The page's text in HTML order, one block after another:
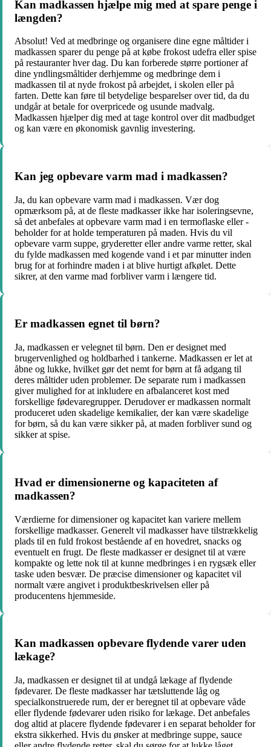
Kan madkassen hjælpe mig med at spare penge i
længden?
Absolut! Ved at medbringe og organisere dine egne måltider i
madkassen sparer du penge på at købe frokost udefra eller spise
på restauranter hver dag. Du kan forberede større portioner af
dine yndlingsmåltider derhjemme og medbringe dem i
madkassen til at nyde frokost på arbejdet, i skolen eller på
farten. Dette kan føre til betydelige besparelser over tid, da du
undgår at betale for overpricede og usunde madvalg.
Madkassen hjælper dig med at tage kontrol over dit madbudget
og kan være en økonomisk gavnlig investering.
Kan jeg opbevare varm mad i madkassen?
Ja, du kan opbevare varm mad i madkassen. Vær dog
opmærksom på, at de fleste madkasser ikke har isoleringsevne,
så det anbefales at opbevare varm mad i en termoflaske eller -
beholder for at holde temperaturen på maden. Hvis du vil
opbevare varm suppe, gryderetter eller andre varme retter, skal
du fylde madkassen med kogende vand i et par minutter inden
brug for at forhindre maden i at blive hurtigt afkølet. Dette
sikrer, at den varme mad forbliver varm i længere tid.
Er madkassen egnet til børn?
Ja, madkassen er velegnet til børn. Den er designet med
brugervenlighed og holdbarhed i tankerne. Madkassen er let at
åbne og lukke, hvilket gør det nemt for børn at få adgang til
deres måltider uden problemer. De separate rum i madkassen
giver mulighed for at inkludere en afbalanceret kost med
forskellige fødevaregrupper. Derudover er madkassen normalt
produceret uden skadelige kemikalier, der kan være skadelige
for børn, så du kan være sikker på, at maden forbliver sund og
sikker at spise.
Hvad er dimensionerne og kapaciteten af
madkassen?
Værdierne for dimensioner og kapacitet kan variere mellem
forskellige madkasser. Generelt vil madkasser have tilstrækkelig
plads til en fuld frokost bestående af en hovedret, snacks og
eventuelt en frugt. De fleste madkasser er designet til at være
kompakte og lette nok til at kunne medbringes i en rygsæk eller
taske uden besvær. De præcise dimensioner og kapacitet vil
normalt være angivet i produktbeskrivelsen eller på
producentens hjemmeside.
Kan madkassen opbevare flydende varer uden
lækage?
Ja, madkassen er designet til at undgå lækage af flydende
fødevarer. De fleste madkasser har tætsluttende låg og
specialkonstruerede rum, der er beregnet til at opbevare våde
eller flydende fødevarer uden risiko for lækage. Det anbefales
dog altid at placere flydende fødevarer i en separat beholder for
ekstra sikkerhed. Hvis du ønsker at medbringe suppe, sauce